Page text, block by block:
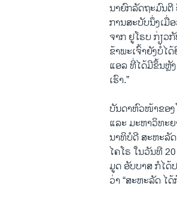
ນາຍົກລັດຖະມົນຕີ
ການສະບັບນຶ່ງເມື່
ຈາກ ຢູໂຣບ ກ່ຽວ
ຂ້າພະເຈົ້າຍັງບໍ່ໄ
ແອລ ທີ່ໄດ້ມີຂຶ້ນຫຼັ
ເຮົາ.”
ບັນດາຫົວໜ້າຂອ
ແລະ ມະຫາວິທະ
ນາທິບໍດີ ສະຫະລັ
ໄຄໂຣ ໃນວັນທີ
ມູດ ອັບບາສ ກໍໄດ້
ວ່າ “ສະຫະລັດ ໄ